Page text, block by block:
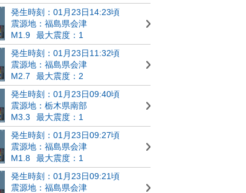
発生時刻：01月23日14:23頃
震源地：福島県会津
M1.9
最大震度：1
発生時刻：01月23日11:32頃
震源地：福島県会津
M2.7
最大震度：2
発生時刻：01月23日09:40頃
震源地：栃木県南部
M3.3
最大震度：1
発生時刻：01月23日09:27頃
震源地：福島県会津
M1.8
最大震度：1
発生時刻：01月23日09:21頃
震源地：福島県会津